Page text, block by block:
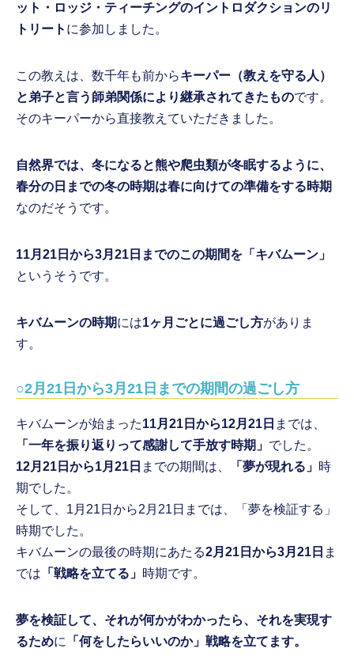
ット・ロッジ・ティーチングのイントロダクションのリ
トリート に参加しました。
この教えは、数千年も前からキーパー（教えを守る人）
と弟子と言う師弟関係により継承されてきたものです。
そのキーパーから直接教えていただきました。
自然界では、冬になると熊や爬虫類が冬眠するように、
春分の日までの冬の時期は春に向けての準備をする時期
なのだそうです。
11月21日から3月21日までのこの期間を「キバムーン」
というそうです。
キバムーンの時期には1ヶ月ごとに過ごし方がありま
す。
○2月21日から3月21日までの期間の過ごし方
キバムーンが始まった11月21日から12月21日 までは、
「一年を振り返りって感謝して手放す時期」 でした。
12月21日から1月21日 までの期間は、 「夢が現れる」 時
期でした。
そして、1月21日から2月21日までは、「夢を検証する」
時期でした。
キバムーンの最後の時期にあたる2月21日から3月21日 ま
では 「戦略を立てる」 時期です。
夢を検証して、それが何かがわかったら、それを実現す
るために 「何をしたらいいのか」戦略を立てます。